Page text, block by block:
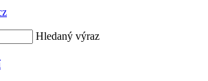
Hledaný výraz